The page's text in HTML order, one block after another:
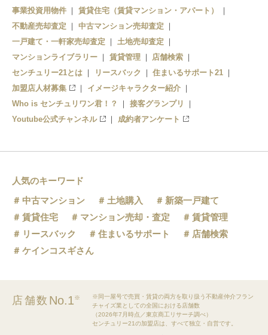
国見
北四番丁
勾当台公園
広瀬通
事業投資用物件
賃貸住宅（賃貸マンション・アパート）
不動産売却査定
中古マンション売却査定
一戸建て・一軒家売却査定
土地売却査定
マンションライブラリー
賃貸管理
店舗検索
センチュリー21とは
リースバック
住まいるサポート21
加盟店人材募集
イメージキャラクター紹介
Who is センチュリワン君！？
接客グランプリ
Youtube公式チャンネル
成約者アンケート
人気のキーワード
中古マンション
土地購入
新築一戸建て
賃貸住宅
マンション売却・査定
賃貸管理
リースバック
住まいるサポート
店舗検索
ケインコスギさん
店舗数 No.1※
※同一屋号で売買・賃貸の両方を取り扱う不動産仲介フラン
チャイズ業としての全国における店舗数
（2026年7月時点／東京商工リサーチ調べ）
センチュリー21の加盟店は、すべて独立・自営です。